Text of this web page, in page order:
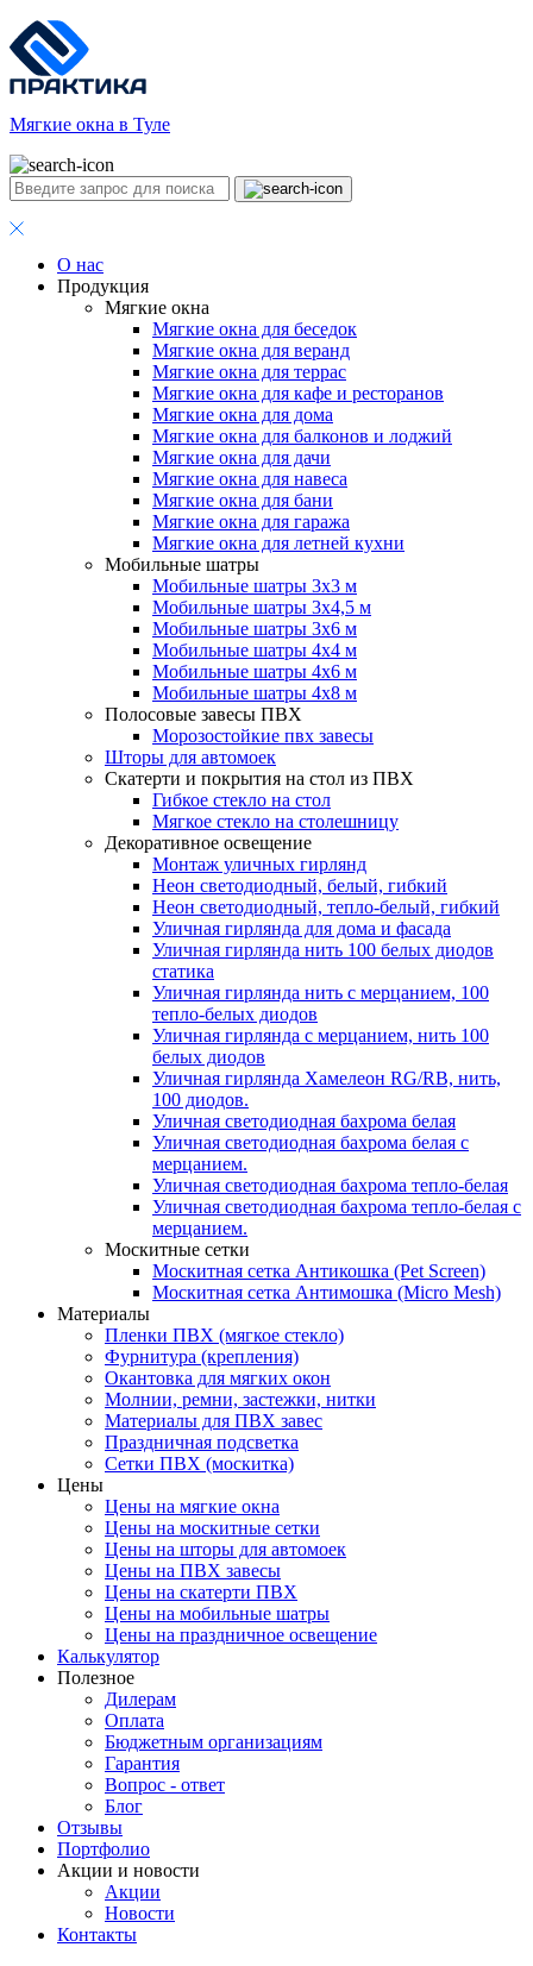
Мягкие окна в Туле
О нас
Продукция
Мягкие окна
Мягкие окна для беседок
Мягкие окна для веранд
Мягкие окна для террас
Мягкие окна для кафе и ресторанов
Мягкие окна для дома
Мягкие окна для балконов и лоджий
Мягкие окна для дачи
Мягкие окна для навеса
Мягкие окна для бани
Мягкие окна для гаража
Мягкие окна для летней кухни
Мобильные шатры
Мобильные шатры 3х3 м
Мобильные шатры 3х4,5 м
Мобильные шатры 3х6 м
Мобильные шатры 4х4 м
Мобильные шатры 4х6 м
Мобильные шатры 4х8 м
Полосовые завесы ПВХ
Морозостойкие пвх завесы
Шторы для автомоек
Скатерти и покрытия на стол из ПВХ
Гибкое стекло на стол
Мягкое стекло на столешницу
Декоративное освещение
Монтаж уличных гирлянд
Неон светодиодный, белый, гибкий
Неон светодиодный, тепло-белый, гибкий
Уличная гирлянда для дома и фасада
Уличная гирлянда нить 100 белых диодов
статика
Уличная гирлянда нить с мерцанием, 100
тепло-белых диодов
Уличная гирлянда с мерцанием, нить 100
белых диодов
Уличная гирлянда Хамелеон RG/RB, нить,
100 диодов.
Уличная светодиодная бахрома белая
Уличная светодиодная бахрома белая с
мерцанием.
Уличная светодиодная бахрома тепло-белая
Уличная светодиодная бахрома тепло-белая с
мерцанием.
Москитные сетки
Москитная сетка Антикошка (Pet Screen)
Москитная сетка Антимошка (Micro Mesh)
Материалы
Пленки ПВХ (мягкое стекло)
Фурнитура (крепления)
Окантовка для мягких окон
Молнии, ремни, застежки, нитки
Материалы для ПВХ завес
Праздничная подсветка
Сетки ПВХ (москитка)
Цены
Цены на мягкие окна
Цены на москитные сетки
Цены на шторы для автомоек
Цены на ПВХ завесы
Цены на скатерти ПВХ
Цены на мобильные шатры
Цены на праздничное освещение
Калькулятор
Полезное
Дилерам
Оплата
Бюджетным организациям
Гарантия
Вопрос - ответ
Блог
Отзывы
Портфолио
Акции и новости
Акции
Новости
Контакты